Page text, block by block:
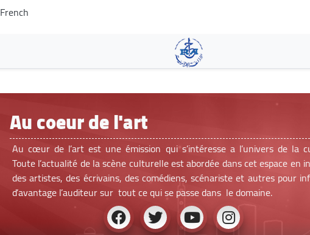
main
content
French
Au coeur de l'art
Au cœur de l’art est une émission qui s’intéresse a l’univers de la
Toute l’actualité de la scène culturelle est abordée dans cet espace en
des artistes, des écrivains, des comédiens, scénariste et autres pour
d’avantage l’auditeur sur tout ce qui se passe dans le domaine.